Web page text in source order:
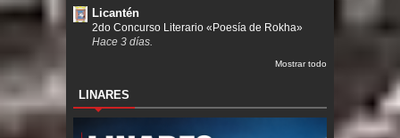
Licantén
2do Concurso Literario «Poesía de Rokha»
Hace 3 días.
Mostrar todo
LINARES